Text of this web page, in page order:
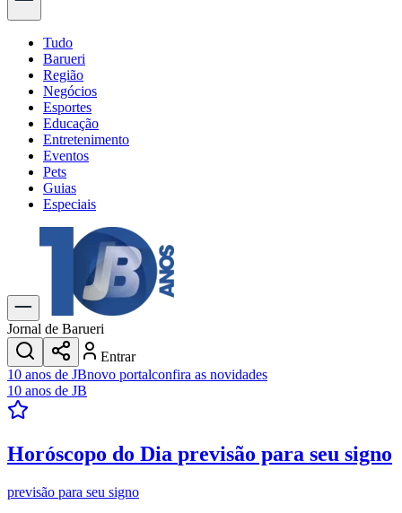
Tudo
Barueri
Região
Negócios
Esportes
Educação
Entretenimento
Eventos
Pets
Guias
Especiais
Explore Tudo
Últimas Notícias
Previsão do Tempo
Trânsito e Rotas
Dia a Dia & Lazer
Transportes
Gastronomia
Cinema & Shows
JogosNovo
Para Sua Empresa
Anuncie no Portal
Cadastrar Empresa
Divulgar Vagas
Publicidade Legal
Jornal de Barueri
Entrar
10 anos de JBnovo portalconfira as novidades
10 anos de JB
Horóscopo do Dia previsão para seu signo
previsão para seu signo